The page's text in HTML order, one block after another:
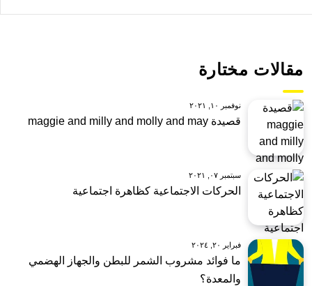
مقالات مختارة
نوفمبر ١٠, ٢٠٢١
قصيدة maggie and milly and molly and may
سبتمبر ٠٧, ٢٠٢١
الحركات الاجتماعية كظاهرة اجتماعية
فبراير ٢٠, ٢٠٢٤
ما فوائد مشروب الشمر للبطن والجهاز الهضمي
والمعدة؟